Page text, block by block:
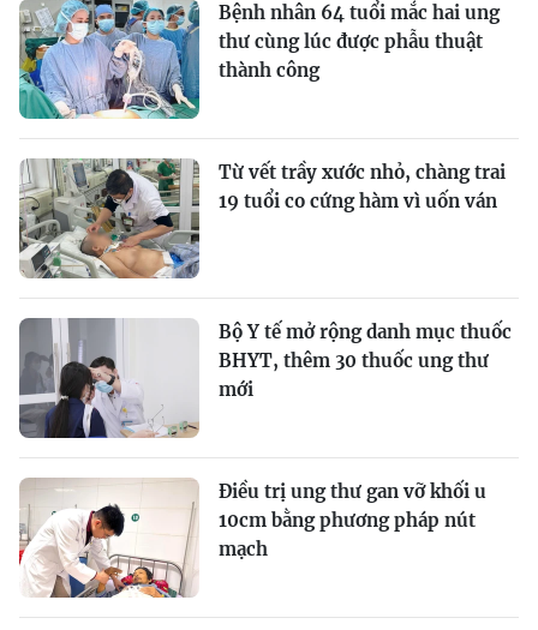
Bệnh nhân 64 tuổi mắc hai ung
thư cùng lúc được phẫu thuật
thành công
Từ vết trầy xước nhỏ, chàng trai
19 tuổi co cứng hàm vì uốn ván
Bộ Y tế mở rộng danh mục thuốc
BHYT, thêm 30 thuốc ung thư
mới
Điều trị ung thư gan vỡ khối u
10cm bằng phương pháp nút
mạch